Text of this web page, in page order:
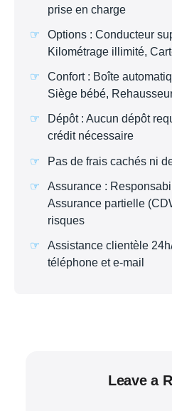
prise en charge
Options : Conducteur
Kilométrage illimité,
Confort : Boîte
Siège bébé,
Dépôt : Aucun dépôt
crédit nécessaire
Pas de frais cachés ni
Assurance :
Assurance partielle
risques
Assistance clientèle
téléphone et e-mail
Leave a